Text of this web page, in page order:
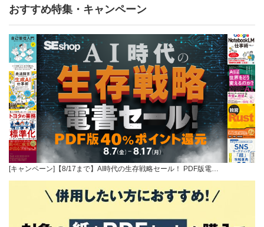
おすすめ特集・キャンペーン
[キャンペーン]【8/17まで】AI時代の生存戦略セール！ PDF版電…